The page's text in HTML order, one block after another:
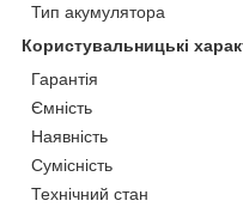
Тип акумулятора
Користувальницькі
Гарантія
Ємність
Наявність
Сумісність
Технічний стан